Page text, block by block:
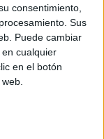
consentimiento,
Sus
Puede cambiar
cualquier
en el botón
Roncero: los
Ceuta